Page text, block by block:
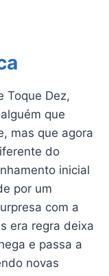
Toque Dez,
que
mas que agora
do
inicial
por um
com a
era regra deixa
e passa a
novas